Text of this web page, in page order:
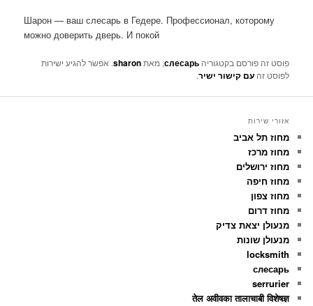
Шарон — ваш слесарь в Гедере. Профессионал, которому
можно доверить дверь. И покой
פוסט זה פורסם בקטגוריהслесарь, מאתsharon. אפשר להגיע ישירות
לפוסט זהעם קישור ישיר.
אזורי שירות
מחוז תל אביב
מחוז מרכז
מחוז ירושלים
מחוז חיפה
מחוז צפון
מחוז דרום
מנעולן יצאת צדיק
מנעולן שונות
locksmith
слесарь
serrurier
तेल अवीवका तालाचाबी विशेषज्ञ